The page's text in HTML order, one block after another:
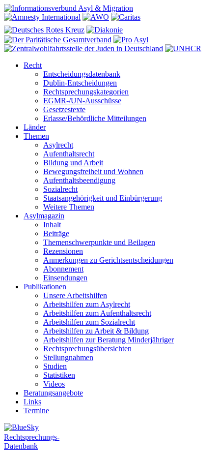
Recht
Entscheidungsdatenbank
Dublin-Entscheidungen
Rechtsprechungskategorien
EGMR-/UN-Ausschüsse
Gesetzestexte
Erlasse/Behördliche Mitteilungen
Länder
Themen
Asylrecht
Aufenthaltsrecht
Bildung und Arbeit
Bewegungsfreiheit und Wohnen
Aufenthaltsbeendigung
Sozialrecht
Staatsangehörigkeit und Einbürgerung
Weitere Themen
Asylmagazin
Inhalt
Beiträge
Themenschwerpunkte und Beilagen
Rezensionen
Anmerkungen zu Gerichtsentscheidungen
Abonnement
Einsendungen
Publikationen
Unsere Arbeitshilfen
Arbeitshilfen zum Asylrecht
Arbeitshilfen zum Aufenthaltsrecht
Arbeitshilfen zum Sozialrecht
Arbeitshilfen zu Arbeit & Bildung
Arbeitshilfen zur Beratung Minderjähriger
Rechtsprechungsübersichten
Stellungnahmen
Studien
Statistiken
Videos
Beratungsangebote
Links
Termine
Rechtsprechungs-
Datenbank